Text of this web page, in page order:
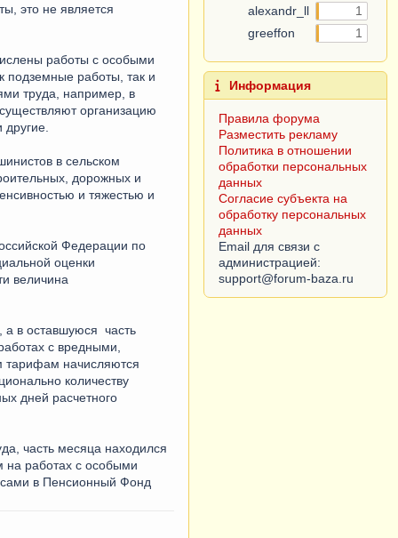
это не является
работы с особыми
подземные работы, так и
труда, например, в
организацию
в сельском
дорожных и
и тяжестью и
Федерации по
оценки
величина
а в оставшуюся часть
с вредными,
тарифам начисляются
количеству
дней расчетного
часть месяца находился
на работах с особыми
в Пенсионный Фонд
alexandr_ll
1
greeffon
1
Информация
Правила форума
Разместить рекламу
Политика в отношении
обработки персональных
данных
Согласие субъекта на
обработку персональных
данных
Email для связи с
администрацией: